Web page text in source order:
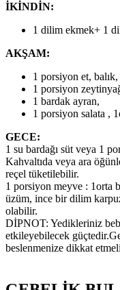
İKİNDİN:
1 dilim ekmek+ 1
AKŞAM:
1 porsiyon et,
1 porsiyon
1 bardak ayran,
1 porsiyon salata ,
GECE:
1 su bardağı süt veya 1
Kahvaltıda veya ara
reçel tüketilebilir.
1 porsiyon meyve : 1orta
üzüm, ince bir dilim
olabilir.
DİPNOT: Yedikleriniz
etkileyebilecek
beslenmenize dikkat